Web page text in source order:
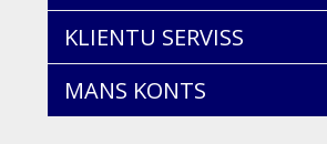
KLIENTU SERVISS
MANS KONTS